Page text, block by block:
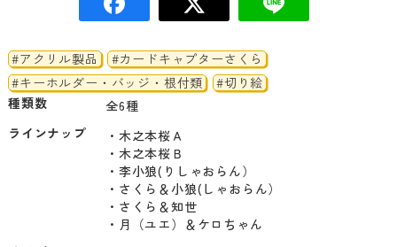
#アクリル製品
#カードキャプターさくら
#キーホルダー・バッジ・根付類
#切り絵
種類数
全6種
ラインナップ
・木之本桜Ａ
・木之本桜Ｂ
・李小狼(りしゃおらん）
・さくら＆小狼(しゃおらん）
・さくら＆知世